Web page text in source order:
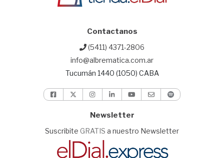
Contactanos
(5411) 4371-2806
info@albrematica.com.ar
Tucumán 1440 (1050) CABA
Newsletter
Suscribite GRATIS a nuestro Newsletter